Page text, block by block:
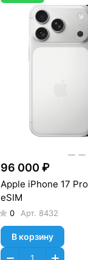
96 000 ₽
Apple iPhone 17
eSIM
0 Арт. 8432
В корзину